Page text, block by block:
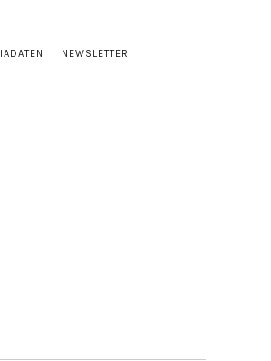
NEWSLETTER